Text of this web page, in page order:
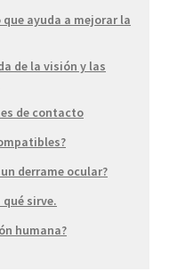
ayuda a mejorar la
de la visión y las
de contacto
derrame ocular?
sirve.
humana?